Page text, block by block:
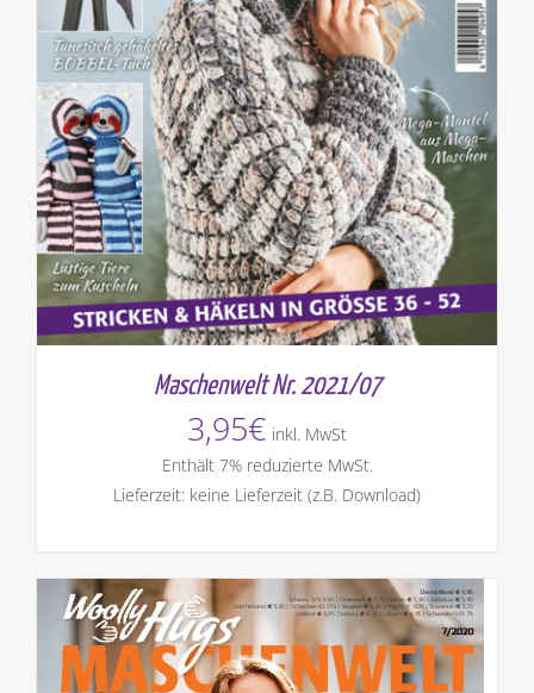
Maschenwelt Nr. 2021/07
3,95€ inkl. MwSt
Enthält 7% reduzierte MwSt.
Lieferzeit: keine Lieferzeit (z.B. Download)